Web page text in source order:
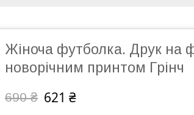
Жіноча футболка. Друк на
новорічним принтом Грінч
690 ₴ 621 ₴